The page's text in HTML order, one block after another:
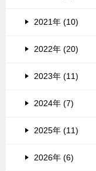
2021年 (10)
2022年 (20)
2023年 (11)
2024年 (7)
2025年 (11)
2026年 (6)